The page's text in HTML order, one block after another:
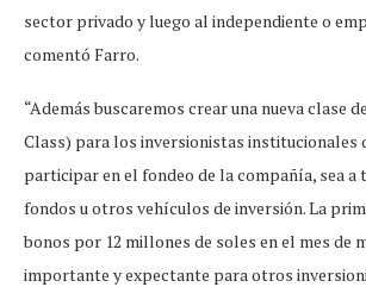
sector privado y luego al independiente o
comentó Farro.
“Además buscaremos crear una nueva clase
Class) para los inversionistas institucionales
participar en el fondeo de la compañía, sea a
fondos u otros vehículos de inversión. La
bonos por 12 millones de soles en el mes de
importante y expectante para otros